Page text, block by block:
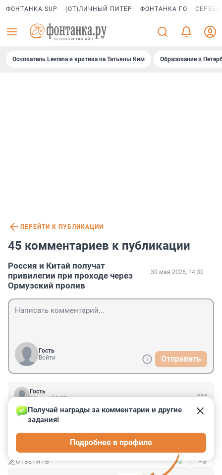
ФОНТАНКА SUP (ОТ)ЛИЧНЫЙ ПИТЕР ФОНТАНКА ГО
Основатель Levrana и критика на Татьяны Ким Образование в
ПЕРЕЙТИ К ПУБЛИКАЦИИ
45 комментариев к публикации
Россия и Китай получат
привилегии при проходе через
Ормузский пролив
30 мая 2026, 14:30
Гость
Войти
Отправить
Гость
30 мая, 16:33
Крупнейшие инвестиционные фонды начали
пересматривать структуру активов и снижать
зависимость от американской валюты, пишет Reuters
со ссылкой на отчет UBS. Докоооле?
ОТВЕТИТЬ +3 –3
Получай награды за комментарии и другие
задания!
Подробнее в профиле